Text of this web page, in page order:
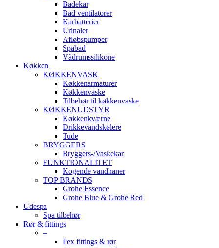
Badekar
Bad ventilatorer
Karbatterier
Urinaler
Afløbspumper
Spabad
Vådrumssilikone
Køkken
KØKKENVASK
Køkkenarmaturer
Køkkenvaske
Tilbehør til køkkenvaske
KØKKENUDSTYR
Køkkenkværne
Drikkevandskølere
Tude
BRYGGERS
Bryggers-/Vaskekar
FUNKTIONALITET
Kogende vandhaner
TOP BRANDS
Grohe Essence
Grohe Blue & Grohe Red
Udespa
Spa tilbehør
Rør & fittings
–
Pex fittings & rør